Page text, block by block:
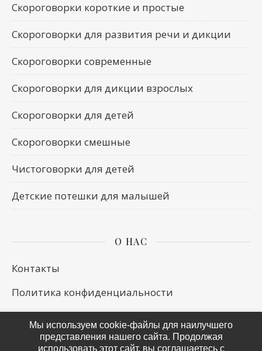
Скороговорки короткие и простые
Скороговорки для развития речи и дикции
Скороговорки современные
Скороговорки для дикции взрослых
Скороговорки для детей
Скороговорки смешные
Чистоговорки для детей
Детские потешки для малышей
О НАС
Контакты
Политика конфиденциальности
Мы используем cookie-файлы для наилучшего
представления нашего сайта. Продолжая
использовать этот сайт, вы соглашаетесь с